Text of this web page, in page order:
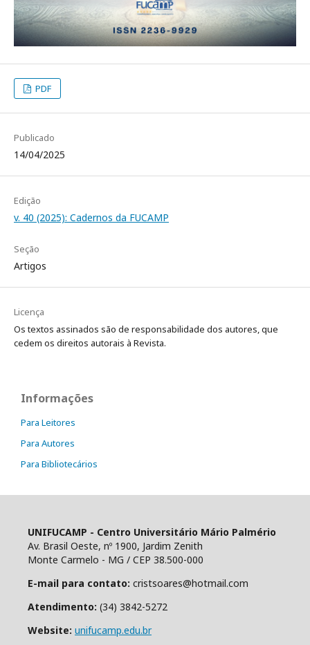
PDF
Publicado
14/04/2025
Edição
v. 40 (2025): Cadernos da FUCAMP
Seção
Artigos
Licença
Os textos assinados são de responsabilidade dos autores, que
cedem os direitos autorais à Revista.
Informações
Para Leitores
Para Autores
Para Bibliotecários
UNIFUCAMP - Centro Universitário Mário Palmério
Av. Brasil Oeste, nº 1900, Jardim Zenith
Monte Carmelo - MG / CEP 38.500-000
E-mail para contato: cristsoares@hotmail.com
Atendimento: (34) 3842-5272
Website: unifucamp.edu.br